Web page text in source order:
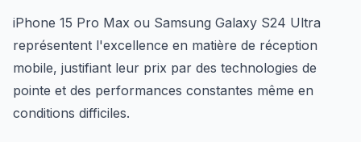
iPhone 15 Pro Max ou Samsung Galaxy S24 Ultra
représentent l'excellence en matière de réception
mobile, justifiant leur prix par des technologies de
pointe et des performances constantes même en
conditions difficiles.